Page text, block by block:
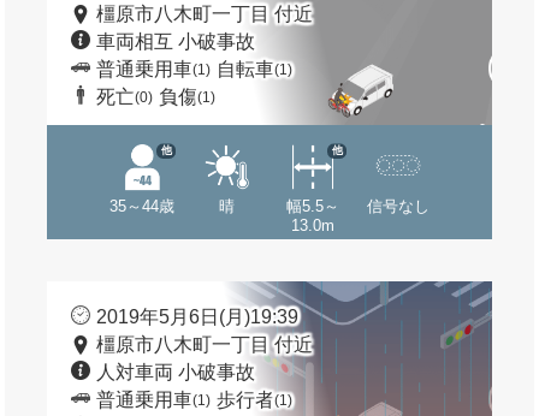
橿原市八木町一丁目 付近
車両相互 小破事故
普通乗用車(1) 自転車(1)
死亡(0) 負傷(1)
35～44歳
他
晴
幅5.5～
13.0m
他
信号なし
2019年5月6日(月)19:39
橿原市八木町一丁目 付近
人対車両 小破事故
普通乗用車(1) 歩行者(1)